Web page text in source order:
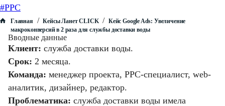
#PPC
Главная / Кейсы Ланет CLICK / Кейс Google Ads: Увеличение
макроконверсий в 2 раза для службы доставки воды
Вводные данные
Клиент: служба доставки воды.
Срок: 2 месяца.
Команда: менеджер проекта, PPC-специалист, web-
аналитик, дизайнер, редактор.
Проблематика: служба доставки воды имела